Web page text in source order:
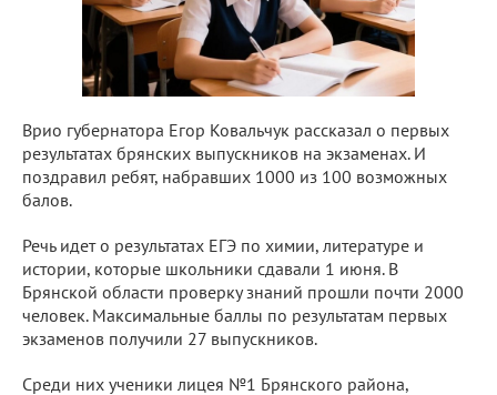
Врио губернатора Егор Ковальчук рассказал о первых
результатах брянских выпускников на экзаменах. И
поздравил ребят, набравших 1000 из 100 возможных
балов.
Речь идет о результатах ЕГЭ по химии, литературе и
истории, которые школьники сдавали 1 июня. В
Брянской области проверку знаний прошли почти 2000
человек. Максимальные баллы по результатам первых
экзаменов получили 27 выпускников.
Среди них ученики лицея №1 Брянского района,